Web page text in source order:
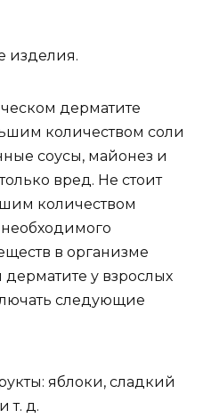
изделия.
дерматите
количеством соли
соусы, майонез и
вред. Не стоит
количеством
в организме
у взрослых
следующие
яблоки, сладкий
т. д.